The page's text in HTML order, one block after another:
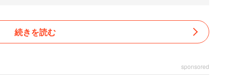
続きを読む
sponsored